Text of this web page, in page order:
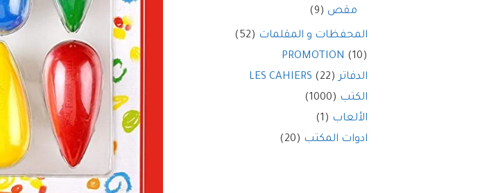
مقص (9)
المحفظات و المقلمات (52)
PROMOTION (10)
الدفاتر LES CAHIERS (22)
الكتب (1000)
الألعاب (1)
ادوات المكتب (20)